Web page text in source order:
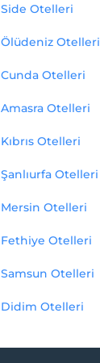
Side Otelleri
Ölüdeniz Otelleri
Cunda Otelleri
Amasra Otelleri
Kıbrıs Otelleri
Şanlıurfa Otelleri
Mersin Otelleri
Fethiye Otelleri
Samsun Otelleri
Didim Otelleri